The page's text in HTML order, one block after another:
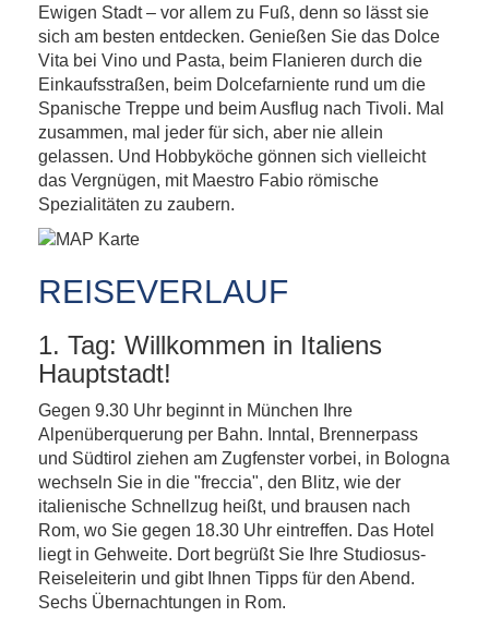
Ewigen Stadt – vor allem zu Fuß, denn so lässt sie
sich am besten entdecken. Genießen Sie das Dolce
Vita bei Vino und Pasta, beim Flanieren durch die
Einkaufsstraßen, beim Dolcefarniente rund um die
Spanische Treppe und beim Ausflug nach Tivoli. Mal
zusammen, mal jeder für sich, aber nie allein
gelassen. Und Hobbyköche gönnen sich vielleicht
das Vergnügen, mit Maestro Fabio römische
Spezialitäten zu zaubern.
REISEVERLAUF
1. Tag: Willkommen in Italiens
Hauptstadt!
Gegen 9.30 Uhr beginnt in München Ihre
Alpenüberquerung per Bahn. Inntal, Brennerpass
und Südtirol ziehen am Zugfenster vorbei, in Bologna
wechseln Sie in die "freccia", den Blitz, wie der
italienische Schnellzug heißt, und brausen nach
Rom, wo Sie gegen 18.30 Uhr eintreffen. Das Hotel
liegt in Gehweite. Dort begrüßt Sie Ihre Studiosus-
Reiseleiterin und gibt Ihnen Tipps für den Abend.
Sechs Übernachtungen in Rom.